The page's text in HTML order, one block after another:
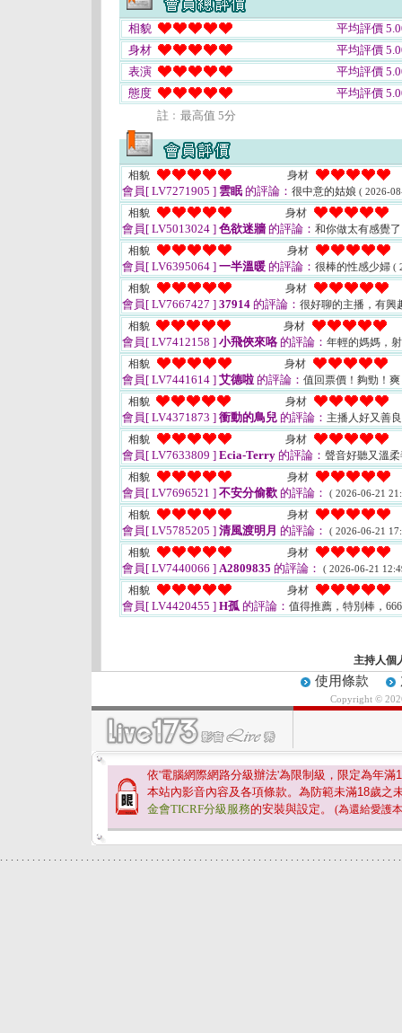
相貌
平均評價
身材
平均評價
表演
平均評價
態度
平均評價
註﹕最高值 5分
相貌 身材
會員[ LV7271905 ] 雲眠的評論： 很中意的姑娘 ( 2026-
相貌 身材
會員[ LV5013024 ] 色欲迷牆 的評論： 和你做太有感覺
相貌
身材
會員[ LV6395064 ] 一半溫暖 的評論： 很棒的性感少婦 (
相貌 身材
會員[ LV7667427 ] 37914 的評論： 很好聊的主播，有興
相貌
身材
會員[ LV7412158 ] 小飛俠來咯的評論： 年輕的媽媽，
相貌
身材
會員[ LV7441614 ] 艾德啦 的評論： 值回票價！夠勁！
相貌
身材
會員[ LV4371873 ] 衝動的鳥兒 的評論： 主播人好又善
相貌
身材
會員[ LV7633809 ] Ecia-Terry 的評論： 聲音好聽又溫
相貌
身材
會員[ LV7696521 ] 不安分偷歡 的評論： ( 2026-06-21
相貌 身材
會員[ LV5785205 ] 清風渡明月 的評論： ( 2026-06-21
相貌 身材
會員[ LV7440066 ] A2809835 的評論： ( 2026-06-21
相貌 身材
會員[ LV4420455 ] H孤 的評論： 值得推薦，特別棒，
主持人個
使用條款
Copyright ©
依'電腦網際網路分級辦法'為限制級，限定為年滿
本站內影音內容及各項條款。為防範未滿18歲之
金會TICRF分級服務的安裝與設定。 (為還給愛護
. . . . . . . . . . . . . . . . . . . . . . . . . . . . . . . . . . . . . . . . . . . . . . . . . . . . . . . . . . . . . . . . . . . . . . . . . . .